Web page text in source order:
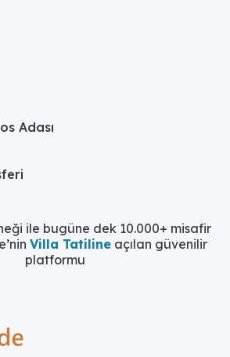
Adası
ile bugüne dek 10.000+ misafir
Villa Tatiline açılan güvenilir
platformu